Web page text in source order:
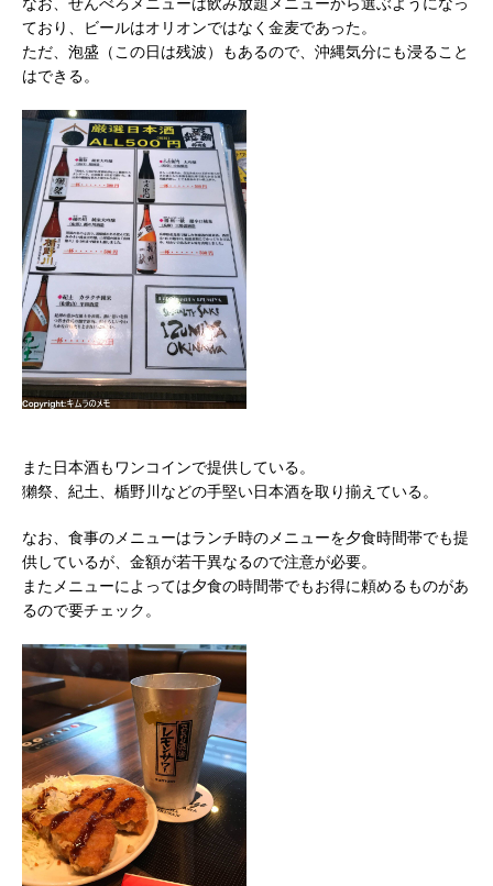
ており、ビールはオリオンではなく金麦であった。
ただ、泡盛（この日は残波）もあるので、沖縄気分にも浸ること
はできる。
また日本酒もワンコインで提供している。
獺祭、紀土、楯野川などの手堅い日本酒を取り揃えている。
なお、食事のメニューはランチ時のメニューを夕食時間帯でも提
供しているが、金額が若干異なるので注意が必要。
またメニューによっては夕食の時間帯でもお得に頼めるものがあ
るので要チェック。